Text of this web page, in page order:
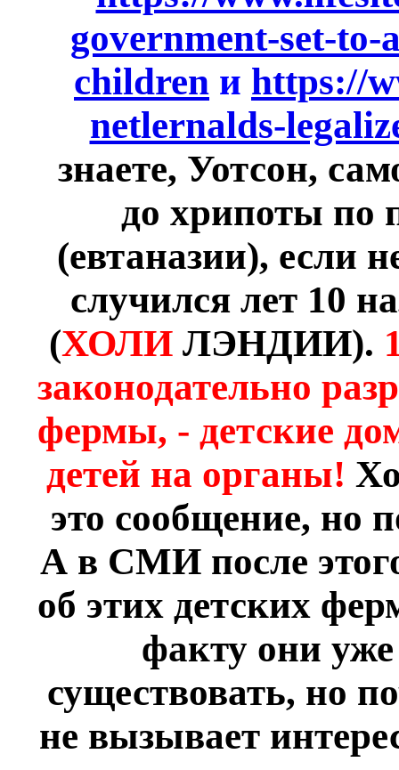
government-set-
children и https://
netlernalds-
знаете, Уотсон,
до хрипоты по
(евтаназии), если
случился лет 10
(ХОЛИ ЛЭНДИИ).
законодательно
фермы, - детские
детей на органы!
это сообщение, но
А в СМИ после
об этих детских
факту они
существовать, но
не вызывает